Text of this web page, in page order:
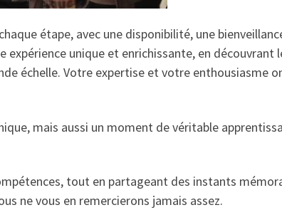
étape, avec une disponibilité, une
unique et enrichissante, en découvrant
échelle. Votre expertise et votre enthousiasme
mais aussi un moment de véritable
tout en partageant des instants
ne vous en remercierons jamais assez.